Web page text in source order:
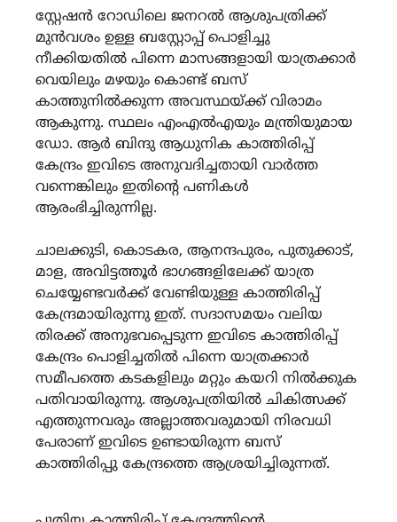
സ്റ്റേഷൻ റോഡിലെ ജനറൽ ആശുപത്രിക്ക്
മുൻവശം ഉള്ള ബസ്റ്റോപ്പ് പൊളിച്ചു
നീക്കിയതിൽ പിന്നെ മാസങ്ങളായി യാത്രക്കാർ
വെയിലും മഴയും കൊണ്ട് ബസ്
കാത്തുനിൽക്കുന്ന അവസ്ഥയ്ക്ക് വിരാമം
ആകുന്നു. സ്ഥലം എംഎൽഎയും മന്ത്രിയുമായ
ഡോ. ആർ ബിന്ദു ആധുനിക കാത്തിരിപ്പ്
കേന്ദ്രം ഇവിടെ അനുവദിച്ചതായി വാർത്ത
വന്നെങ്കിലും ഇതിന്‍റെ പണികൾ
ആരംഭിച്ചിരുന്നില്ല.
ചാലക്കുടി, കൊടകര, ആനന്ദപുരം, പുതുക്കാട്,
മാള, അവിട്ടത്തൂർ ഭാഗങ്ങളിലേക്ക് യാത്ര
ചെയ്യേണ്ടവർക്ക് വേണ്ടിയുള്ള കാത്തിരിപ്പ്
കേന്ദ്രമായിരുന്നു ഇത്. സദാസമയം വലിയ
തിരക്ക് അനുഭവപ്പെടുന്ന ഇവിടെ കാത്തിരിപ്പ്
കേന്ദ്രം പൊളിച്ചതിൽ പിന്നെ യാത്രക്കാർ
സമീപത്തെ കടകളിലും മറ്റും കയറി നിൽക്കുക
പതിവായിരുന്നു. ആശുപത്രിയില്‍ ചികിത്സക്ക്
എത്തുന്നവരും അല്ലാത്തവരുമായി നിരവധി
പേരാണ് ഇവിടെ ഉണ്ടായിരുന്ന ബസ്
കാത്തിരിപ്പു കേന്ദ്രത്തെ ആശ്രയിച്ചിരുന്നത്.